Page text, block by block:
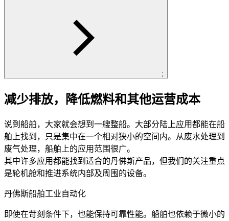
;
减少排放，降低燃料和其他运营成本
说到船舶，大家就会想到一艘整船。大部分陆上应用都能在船
舶上找到，只是集中在一个相对狭小的空间内。从废水处理到
废气处理，船舶上的应用范围很广。
其中许多应用都能找到适合的丹佛斯产品，但我们的关注重点
是轮机舱和推进系统内部及周围的设备。
丹佛斯船舶工业自动化
即使在苛刻条件下，也能保持可靠性能。船舶也依赖于微小的